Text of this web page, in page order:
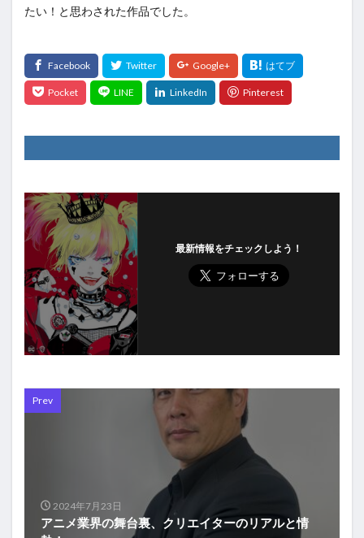
たい！と思わされた作品でした。
最新情報をチェックしよう！
Prev
2024年7月23日
アニメ業界の舞台裏、クリエイターのリアルと情